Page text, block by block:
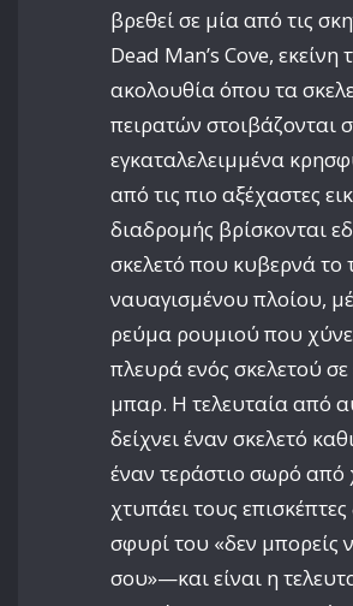
βρεθεί σε μία από τις
Dead Man’s Cove, εκείνη
ακολουθία όπου τα
πειρατών στοιβάζονται
εγκαταλελειμμένα
από τις πιο αξέχαστες
διαδρομής βρίσκονται
σκελετό που κυβερνά το
ναυαγισμένου πλοίου,
ρεύμα ρουμιού που
πλευρά ενός σκελετού
μπαρ. Η τελευταία από
δείχνει έναν σκελετό
έναν τεράστιο σωρό
χτυπάει τους
σφυρί του «δεν μπορείς
σου»—και είναι η